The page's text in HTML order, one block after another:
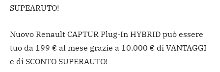
SUPEARUTO!
Nuovo Renault CAPTUR Plug-In HYBRID può essere
tuo da 199 € al mese grazie a 10.000 € di VANTAGGI
e di SCONTO SUPERAUTO!